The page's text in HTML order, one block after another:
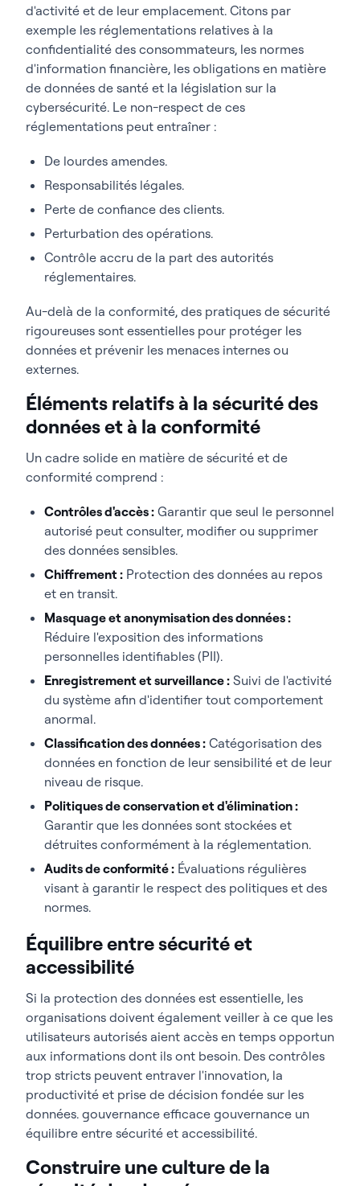
d'activité et de leur emplacement. Citons par
exemple les réglementations relatives à la
confidentialité des consommateurs, les normes
d'information financière, les obligations en matière
de données de santé et la législation sur la
cybersécurité. Le non-respect de ces
réglementations peut entraîner :
De lourdes amendes.
Responsabilités légales.
Perte de confiance des clients.
Perturbation des opérations.
Contrôle accru de la part des autorités
réglementaires.
Au-delà de la conformité, des pratiques de sécurité
rigoureuses sont essentielles pour protéger les
données et prévenir les menaces internes ou
externes.
Éléments relatifs à la sécurité des
données et à la conformité
Un cadre solide en matière de sécurité et de
conformité comprend :
Contrôles d'accès : Garantir que seul le personnel
autorisé peut consulter, modifier ou supprimer
des données sensibles.
Chiffrement : Protection des données au repos
et en transit.
Masquage et anonymisation des données :
Réduire l'exposition des informations
personnelles identifiables (PII).
Enregistrement et surveillance : Suivi de l'activité
du système afin d'identifier tout comportement
anormal.
Classification des données : Catégorisation des
données en fonction de leur sensibilité et de leur
niveau de risque.
Politiques de conservation et d'élimination :
Garantir que les données sont stockées et
détruites conformément à la réglementation.
Audits de conformité : Évaluations régulières
visant à garantir le respect des politiques et des
normes.
Équilibre entre sécurité et
accessibilité
Si la protection des données est essentielle, les
organisations doivent également veiller à ce que les
utilisateurs autorisés aient accès en temps opportun
aux informations dont ils ont besoin. Des contrôles
trop stricts peuvent entraver l'innovation, la
productivité et prise de décision fondée sur les
données. gouvernance efficace gouvernance un
équilibre entre sécurité et accessibilité.
Construire une culture de la